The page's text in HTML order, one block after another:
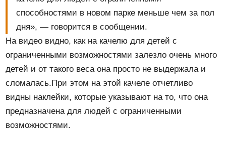
способностями в новом парке меньше чем за пол
дня», — говорится в сообщении.
На видео видно, как на качелю для детей с
ограниченными возможностями залезло очень много
детей и от такого веса она просто не выдержала и
сломалась.При этом на этой качеле отчетливо
видны наклейки, которые указывают на то, что она
предназначена для людей с ограниченными
возможностями.